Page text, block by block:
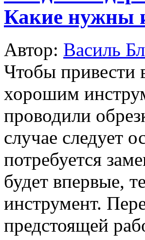
Какие нужны
Автор: Василь
Чтобы привести
хорошим
проводили
случае следует
потребуется
будет впервые,
инструмент.
предстоящей